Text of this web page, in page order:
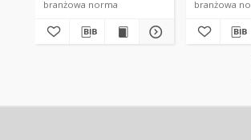
branżowa norma
branżowa